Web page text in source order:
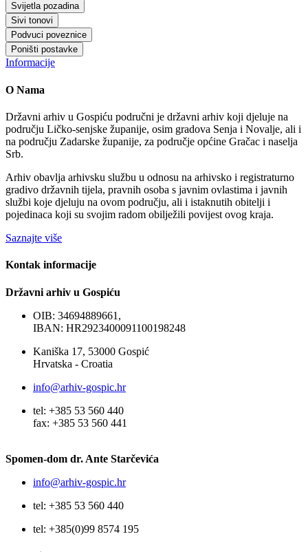
Svijetla pozadina
Sivi tonovi
Podvuci poveznice
Poništi postavke
Informacije
O Nama
Državni arhiv u Gospiću područni je državni arhiv koji djeluje na
području Ličko-senjske županije, osim gradova Senja i Novalje, ali i
na području Zadarske županije, za područje općine Gračac i naselja
Srb.
Arhiv obavlja arhivsku službu u odnosu na arhivsko i registraturno
gradivo državnih tijela, pravnih osoba s javnim ovlastima i javnih
službi koje djeluju na ovom području, ali i istaknutih obitelji i
pojedinaca koji su svojim radom obilježili povijest ovog kraja.
Saznajte više
Kontak informacije
Državni arhiv u Gospiću
OIB: 34694889661,
IBAN: HR2923400091100198248
Kaniška 17, 53000 Gospić
Hrvatska - Croatia
info@arhiv-gospic.hr
tel: +385 53 560 440
fax: +385 53 560 441
Spomen-dom dr. Ante Starčevića
info@arhiv-gospic.hr
tel: +385 53 560 440
tel: +385(0)99 8574 195